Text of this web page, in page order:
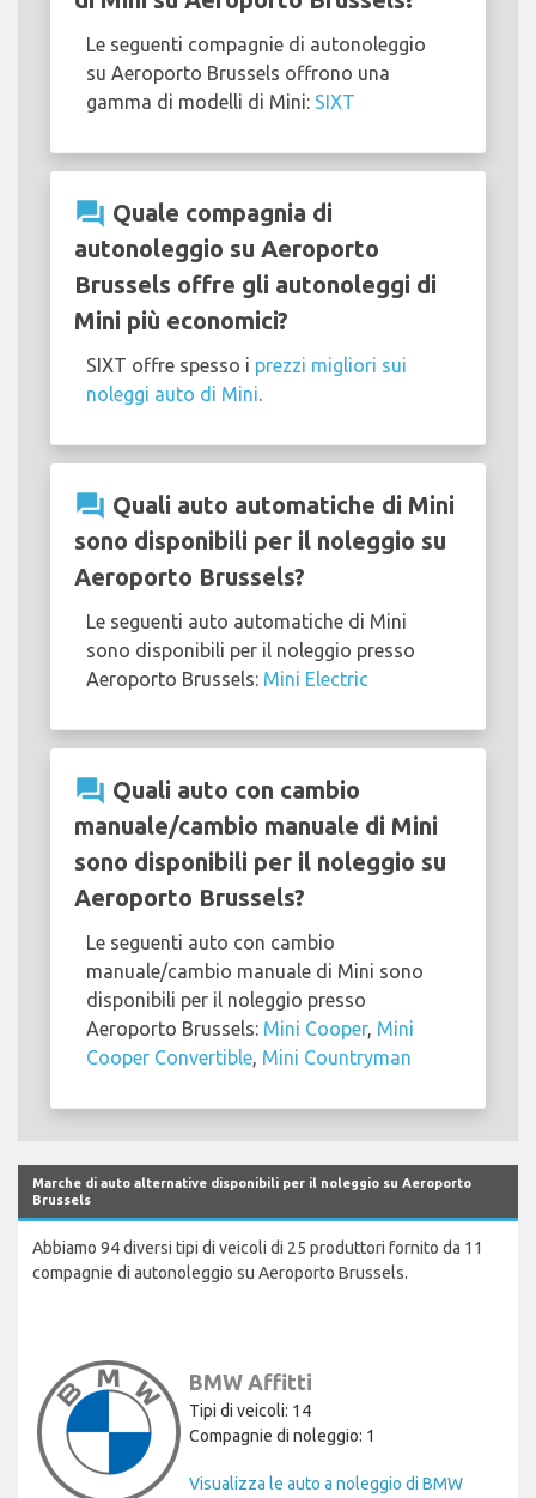
Le seguenti compagnie di autonoleggio
su Aeroporto Brussels offrono una
gamma di modelli di Mini: SIXT
question_answer Quale compagnia di
autonoleggio su Aeroporto
Brussels offre gli autonoleggi di
Mini più economici?
SIXT offre spesso i prezzi migliori sui
noleggi auto di Mini
question_answer Quali auto automatiche di Mini
sono disponibili per il noleggio su
Aeroporto Brussels?
Le seguenti auto automatiche di Mini
sono disponibili per il noleggio presso
Aeroporto Brussels: Mini Electric
question_answer Quali auto con cambio
manuale/cambio manuale di Mini
sono disponibili per il noleggio su
Aeroporto Brussels?
Le seguenti auto con cambio
manuale/cambio manuale di Mini sono
disponibili per il noleggio presso
Aeroporto Brussels: Mini Cooper, Mini
Cooper Convertible Mini Countryman
Marche di auto alternative disponibili per il noleggio su Aeroporto
Brussels
Abbiamo 94 diversi tipi di veicoli di 25 produttori fornito da 11
compagnie di autonoleggio su Aeroporto Brussels.
BMW Affitti
Tipi di veicoli: 14
Compagnie di noleggio: 1
Visualizza le auto a noleggio di BMW